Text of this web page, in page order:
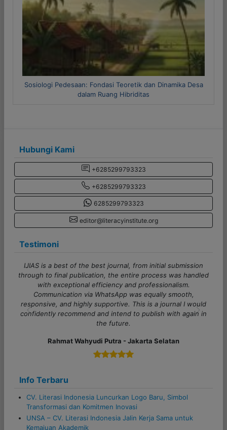
Metode Riset Kuantitatif dan Kualitatif
+6285299793323
6285299793323
editor@literacyinstitute.org
Pelayanannya cepat, responsif, dan sangat membantu
sekali. Proses komunikasi juga lancar, sangat ramah serta
semua pertanyaan dijawab dengan jelas. Sukses selalu
untuk tim Literasi Indonesia!
Alfi Khoiriyyah - Lampung
Previous
Transformasi dan Komitmen Inovasi
Kemajuan Akademik
Workshop Penulisan Karya Ilmiah